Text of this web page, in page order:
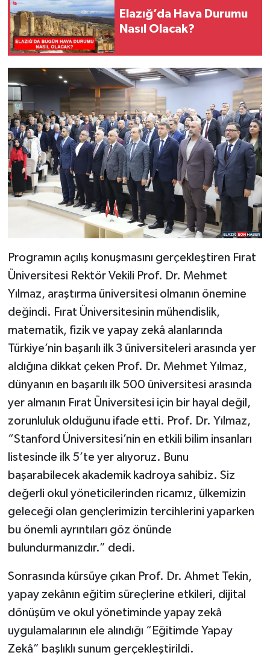
Elazığ’da Hava Durumu
Nasıl Olacak?
Programın açılış konuşmasını gerçekleştiren Fırat
Üniversitesi Rektör Vekili Prof. Dr. Mehmet
Yılmaz, araştırma üniversitesi olmanın önemine
değindi. Fırat Üniversitesinin mühendislik,
matematik, fizik ve yapay zekâ alanlarında
Türkiye’nin başarılı ilk 3 üniversiteleri arasında yer
aldığına dikkat çeken Prof. Dr. Mehmet Yılmaz,
dünyanın en başarılı ilk 500 üniversitesi arasında
yer almanın Fırat Üniversitesi için bir hayal değil,
zorunluluk olduğunu ifade etti. Prof. Dr. Yılmaz,
“Stanford Üniversitesi’nin en etkili bilim insanları
listesinde ilk 5’te yer alıyoruz. Bunu
başarabilecek akademik kadroya sahibiz. Siz
değerli okul yöneticilerinden ricamız, ülkemizin
geleceği olan gençlerimizin tercihlerini yaparken
bu önemli ayrıntıları göz önünde
bulundurmanızdır.” dedi.
Sonrasında kürsüye çıkan Prof. Dr. Ahmet Tekin,
yapay zekânın eğitim süreçlerine etkileri, dijital
dönüşüm ve okul yönetiminde yapay zekâ
uygulamalarının ele alındığı “Eğitimde Yapay
Zekâ” başlıklı sunum gerçekleştirildi.